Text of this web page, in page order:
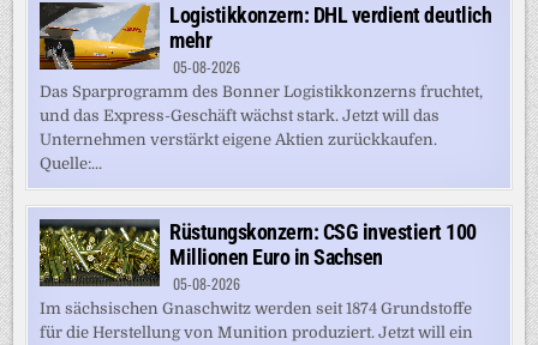
Logistikkonzern: DHL verdient deutlich
mehr
05-08-2026
Das Sparprogramm des Bonner Logistikkonzerns fruchtet,
und das Express-Geschäft wächst stark. Jetzt will das
Unternehmen verstärkt eigene Aktien zurückkaufen.
Quelle:...
Rüstungskonzern: CSG investiert 100
Millionen Euro in Sachsen
05-08-2026
Im sächsischen Gnaschwitz werden seit 1874 Grundstoffe
für die Herstellung von Munition produziert. Jetzt will ein